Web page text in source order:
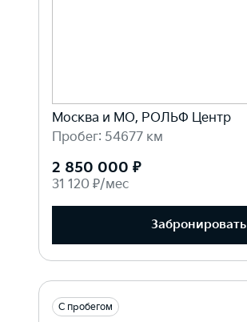
Москва и МО, РОЛЬФ Центр
Пробег: 54677 км
2 850 000 ₽
31 120 ₽/мес
Забронировать
С пробегом